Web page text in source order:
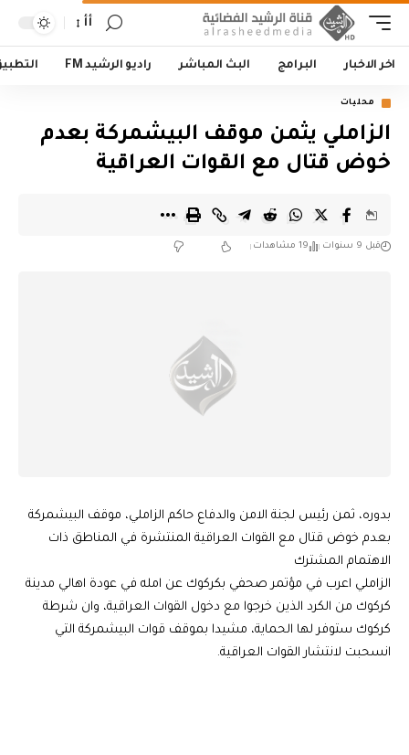
أأ
اخر الاخبار البرامج البث المباشر راديو الرشيد FM
محليات
الزاملي يثمن موقف البيشمركة بعدم
خوض قتال مع القوات العراقية
قبل 9 سنوات 19 مشاهدات
بدوره، ثمن رئيس لجنة الامن والدفاع حاكم الزاملي، موقف البيشمركة
بعدم خوض قتال مع القوات العراقية المنتشرة في المناطق ذات
الاهتمام المشترك
الزاملي اعرب في مؤتمر صحفي بكركوك عن امله في عودة اهالي مدينة
كركوك من الكرد الذين خرجوا مع دخول القوات العراقية، وان شرطة
كركوك ستوفر لها الحماية، مشيدا بموقف قوات البيشمركة التي
انسحبت لانتشار القوات العراقية.